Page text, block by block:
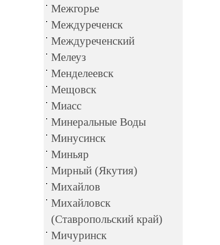
Межгорье
Междуреченск
Междуреченский
Мелеуз
Менделеевск
Мещовск
Миасс
Минеральные Воды
Минусинск
Миньяр
Мирный (Якутия)
Михайлов
Михайловск
(Ставропольский край)
Мичуринск